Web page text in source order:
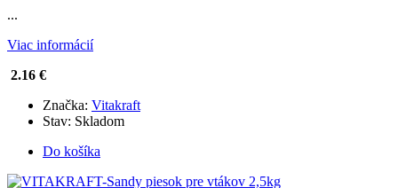
...
Viac informácií
2.16 €
Značka: Vitakraft
Stav: Skladom
Do košíka